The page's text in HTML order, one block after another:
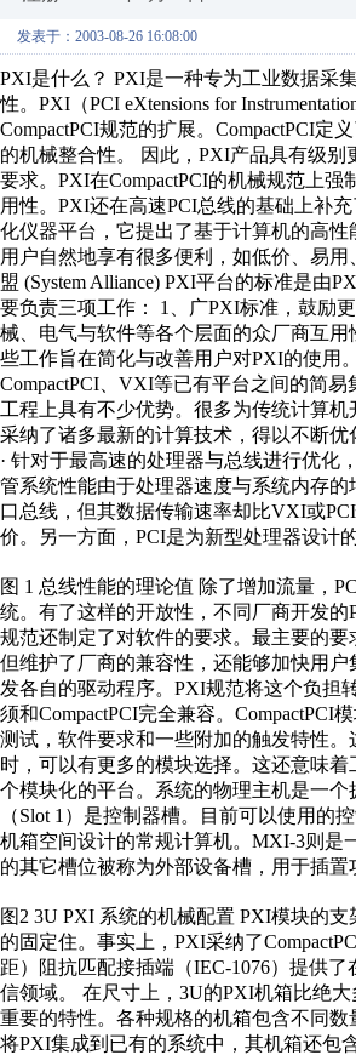
发表于：2003-08-26 16:08:00
PXI是什么？ PXI是一种专为工业数据采
性。PXI（PCI eXtensions for
CompactPCI规范的扩展。CompactPCI
的机械整合性。 因此，PXI产品具有级
要求。PXI在CompactPCI的机械规范上
用性。PXI还在高速PCI总线的基础上补
化仪器平台，它提出了基于计算机的高
用户自然地享有很多便利，如低价、易
盟 (System Alliance) PXI平台的标准是由
要负责三项工作： 1、广PXI标准，鼓励
械、电气与软件等各个层面的众厂商互
些工作旨在简化与改善用户对PXI的使用
CompactPCI、VXI等已有平台之间的简
工程上具有不少优势。很多为传统计算
采纳了诸多最新的计算技术，得以不断
· 针对于最高速的处理器与总线进行优化
管系统性能由于处理器速度与系统内存
口总线，但其数据传输速率却比VXI或
价。另一方面，PCI是为新型处理器设计
图 1 总线性能的理论值 除了增加流量，
统。有了这样的开放性，不同厂商开发
规范还制定了对软件的要求。最主要的
但维护了厂商的兼容性，还能够加快用
发各自的驱动程序。PXI规范将这个负担
须和CompactPCI完全兼容。
测试，软件要求和一些附加的触发特性
时，可以有更多的模块选择。这还意味
个模块化的平台。系统的物理主机是一
（Slot 1）是控制器槽。目前可以使用
机箱空间设计的常规计算机。MXI-3则是
的其它槽位被称为外部设备槽，用于插置
图2 3U PXI 系统的机械配置 PXI模块的
的固定住。事实上，PXI采纳了
距）阻抗匹配接插端（IEC-1076）提供
信领域。 在尺寸上，3U的PXI机箱比绝
重要的特性。各种规格的机箱包含不同
将PXI集成到已有的系统中，其机箱还包